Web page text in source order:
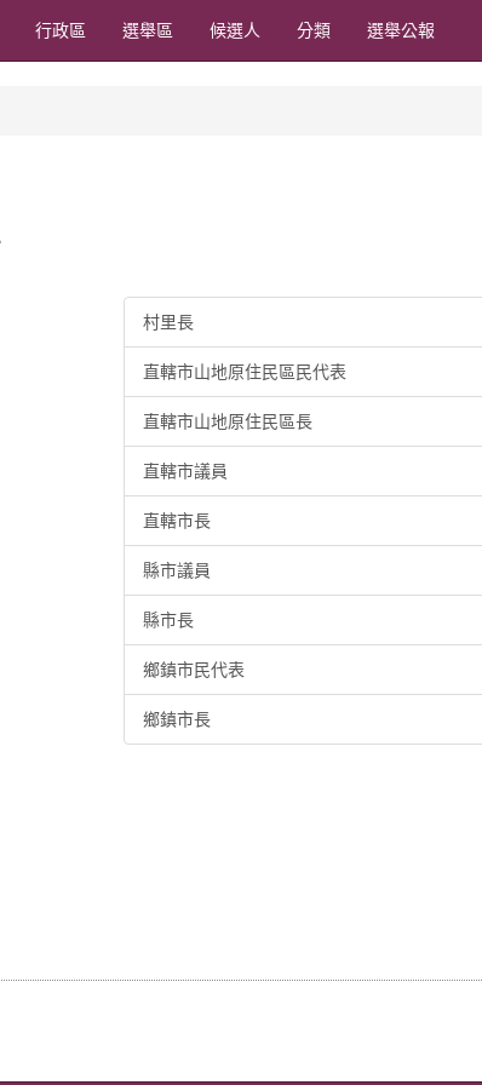
行政區 選舉區 候選人 分類 選舉公報
村里長
直轄市山地原住民區民代表
直轄市山地原住民區長
直轄市議員
直轄市長
縣市議員
縣市長
鄉鎮市民代表
鄉鎮市長